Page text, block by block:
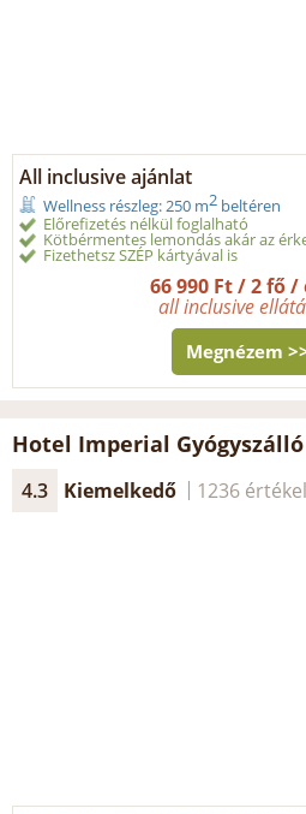
All inclusive ajánlat
Wellness részleg: 250 m2 beltéren
Előrefizetés nélkül foglalható
Kötbérmentes lemondás akár az
Fizethetsz SZÉP kártyával is
66 990 Ft / 2 fő
all inclusive
Megnézem
Hotel Imperial
4.3 Kiemelkedő 1236